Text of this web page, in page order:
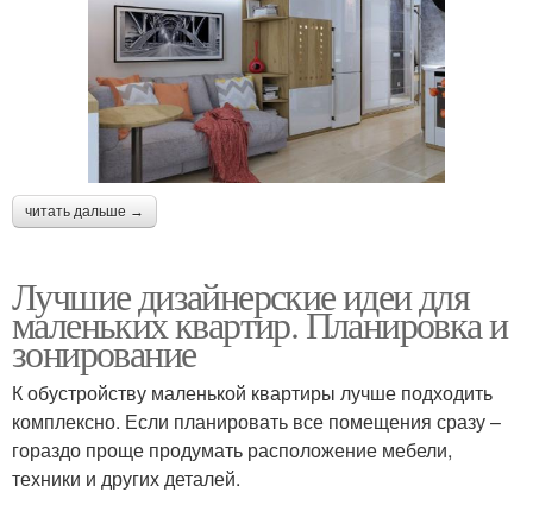
читать дальше →
Лучшие дизайнерские идеи для
маленьких квартир. Планировка и
зонирование
К обустройству маленькой квартиры лучше подходить
комплексно. Если планировать все помещения сразу –
гораздо проще продумать расположение мебели,
техники и других деталей.